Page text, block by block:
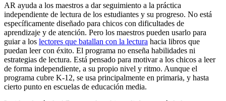
AR ayuda a los maestros a dar seguimiento a la práctica
independiente de lectura de los estudiantes y su progreso. No está
específicamente diseñado para chicos con dificultades de
aprendizaje y de atención. Pero los maestros pueden usarlo para
guiar a los lectores que batallan con la lectura hacia libros que
puedan leer con éxito. El programa no enseña habilidades ni
estrategias de lectura. Está pensado para motivar a los chicos a leer
de forma independiente, a su propio nivel y ritmo. Aunque el
programa cubre K-12, se usa principalmente en primaria, y hasta
cierto punto en escuelas de educación media.